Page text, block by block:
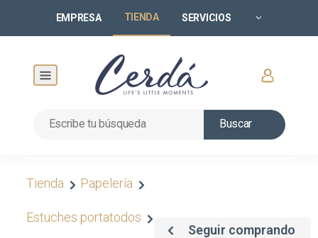
EMPRESA TIENDA SERVICIOS
Buscar
Tienda Papelería
Estuches portatodos
Seguir comprando